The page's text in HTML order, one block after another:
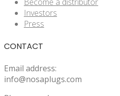
Become a distributor
Investors
Press
CONTACT
Email address:
info@nosaplugs.com